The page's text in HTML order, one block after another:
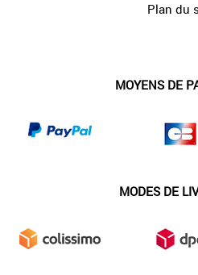
Plan du
MOYENS DE
MODES DE